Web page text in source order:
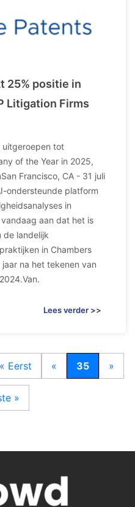
25% positie in
Litigation Firms
uitgeroepen tot
of the Year in 2025,
Francisco, CA - 31 juli
ondersteunde platform
in
aan dat het is
de landelijk
in Chambers
na het tekenen van
Lees verder >>
« Eerst « 35 »
»